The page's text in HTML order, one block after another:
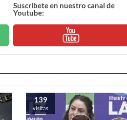
Suscríbete en nuestro canal de
Youtube:
139
visitas